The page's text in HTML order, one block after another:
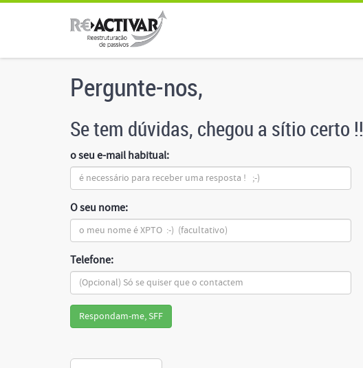
Pergunte-nos,
Se tem dúvidas, chegou a sítio certo !!
o seu e-mail habitual:
O seu nome:
Telefone: